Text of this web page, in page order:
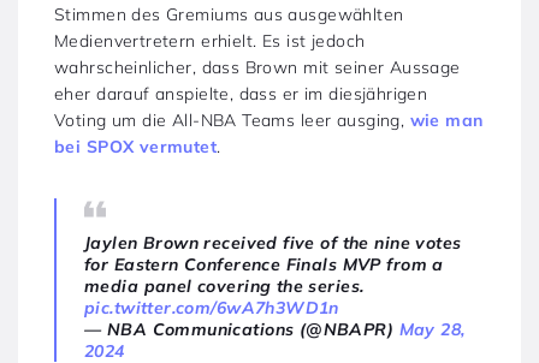
Stimmen des Gremiums aus ausgewählten
Medienvertretern erhielt. Es ist jedoch
wahrscheinlicher, dass Brown mit seiner Aussage
eher darauf anspielte, dass er im diesjährigen
Voting um die All-NBA Teams leer ausging, wie man
bei SPOX vermutet.
Jaylen Brown received five of the nine votes
for Eastern Conference Finals MVP from a
media panel covering the series.
pic.twitter.com/6wA7h3WD1n
— NBA Communications (@NBAPR) May 28,
2024